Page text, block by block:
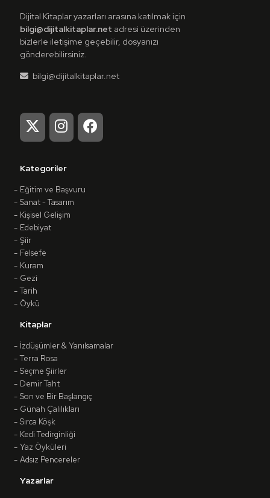
Dijital Kitaplar yazarları arasına katılmak için
bilgi@dijitalkitaplar.net adresi üzerinden
bizlerle iletişime geçebilir, dosyanızı
gönderebilirsiniz.
bilgi@dijitalkitaplar.net
Kategoriler
Eğitim ve Başvuru
Sanat - Tasarım
Kişisel Gelişim
Edebiyat
Şiir
Felsefe
Kuram
Gezi
Tarih
Öykü
Kitaplar
İzdüşümler & Yanılsamalar
Terra Rosa
Seçme Şiirler
Demir Taht
Son ve Bir Başlangıç
Günah Çalılıkları
Sırca Köşk
Kedi Tedirginliği
Yaz Öyküleri
Adsız Pencereler
Yazarlar